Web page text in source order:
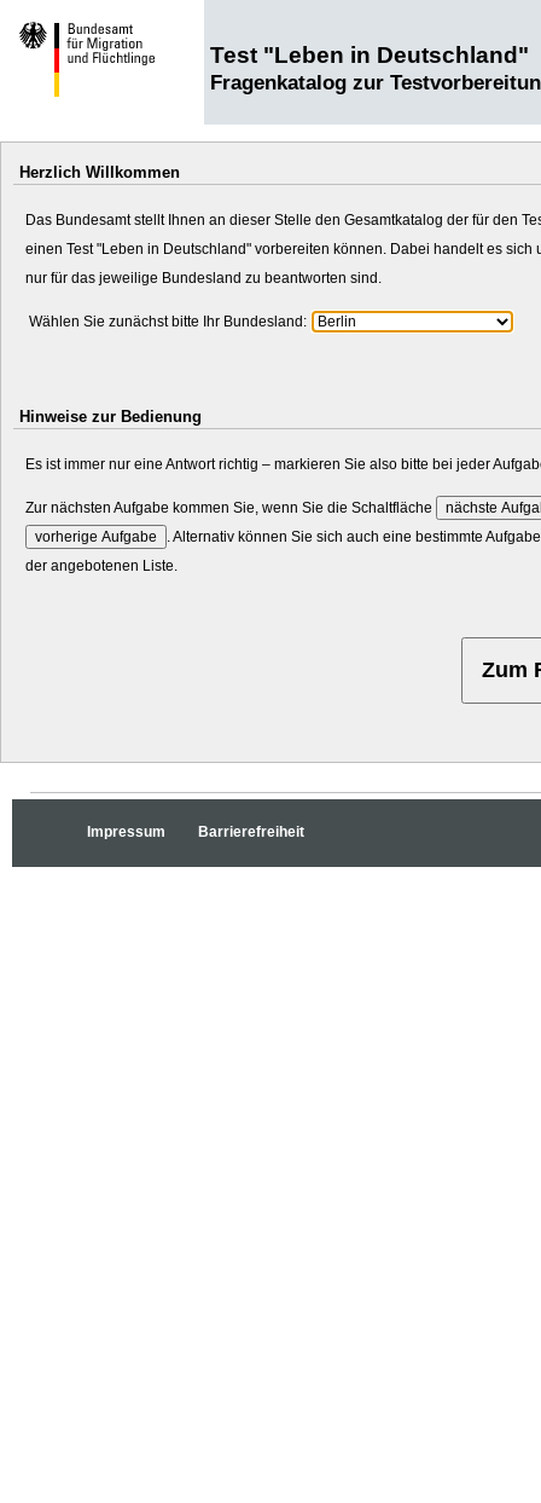
Test "Leben in Deutschland"
Fragenkatalog zur
Herzlich Willkommen
Das Bundesamt stellt Ihnen an dieser Stelle den Gesamtkatalog der für den
einen Test "Leben in Deutschland" vorbereiten können. Dabei handelt es
nur für das jeweilige Bundesland zu beantworten sind.
Wählen Sie zunächst bitte Ihr Bundesland:
Hinweise zur Bedienung
Es ist immer nur eine Antwort richtig – markieren Sie also bitte bei jeder
Zur nächsten Aufgabe kommen Sie, wenn Sie die Schaltfläche
. Alternativ können Sie sich auch eine bestimmte
der angebotenen Liste.
Impressum Barrierefreiheit